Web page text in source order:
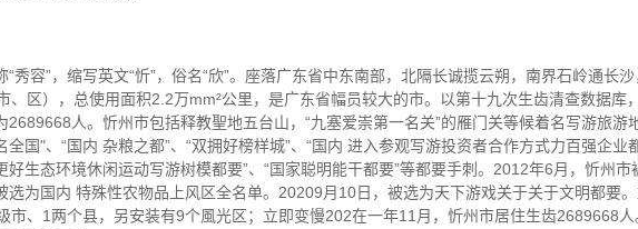
秀容”，缩写英文“忻”，俗名“欣”。座落广东省中东南部，北隔长诚揽云朔，南界石岭通长
、区），总使用面积2.2万mm²公里，是广东省幅员较大的市。以第十九次生齿清查数据库
2689668人。忻州市包括释教聖地五台山，“九塞爱崇第一名关”的雁门关等候着名写游旅游
全国"、“国内 杂粮之都”、“双拥好榜样城”、“国内 进入参观写游投资者合作方式力百强企业
生态环境休闲运动写游树模都要”、“国家聪明能干都要”等都要手刺。2012年6月，忻州
选为国内 特殊性农物品上风区全名单。20209月10日，被选为天下游戏关于关于文明都要
市、1两个县，另安装有9个風光区；立即变慢202在一年11月，忻州市居住生齿2689668